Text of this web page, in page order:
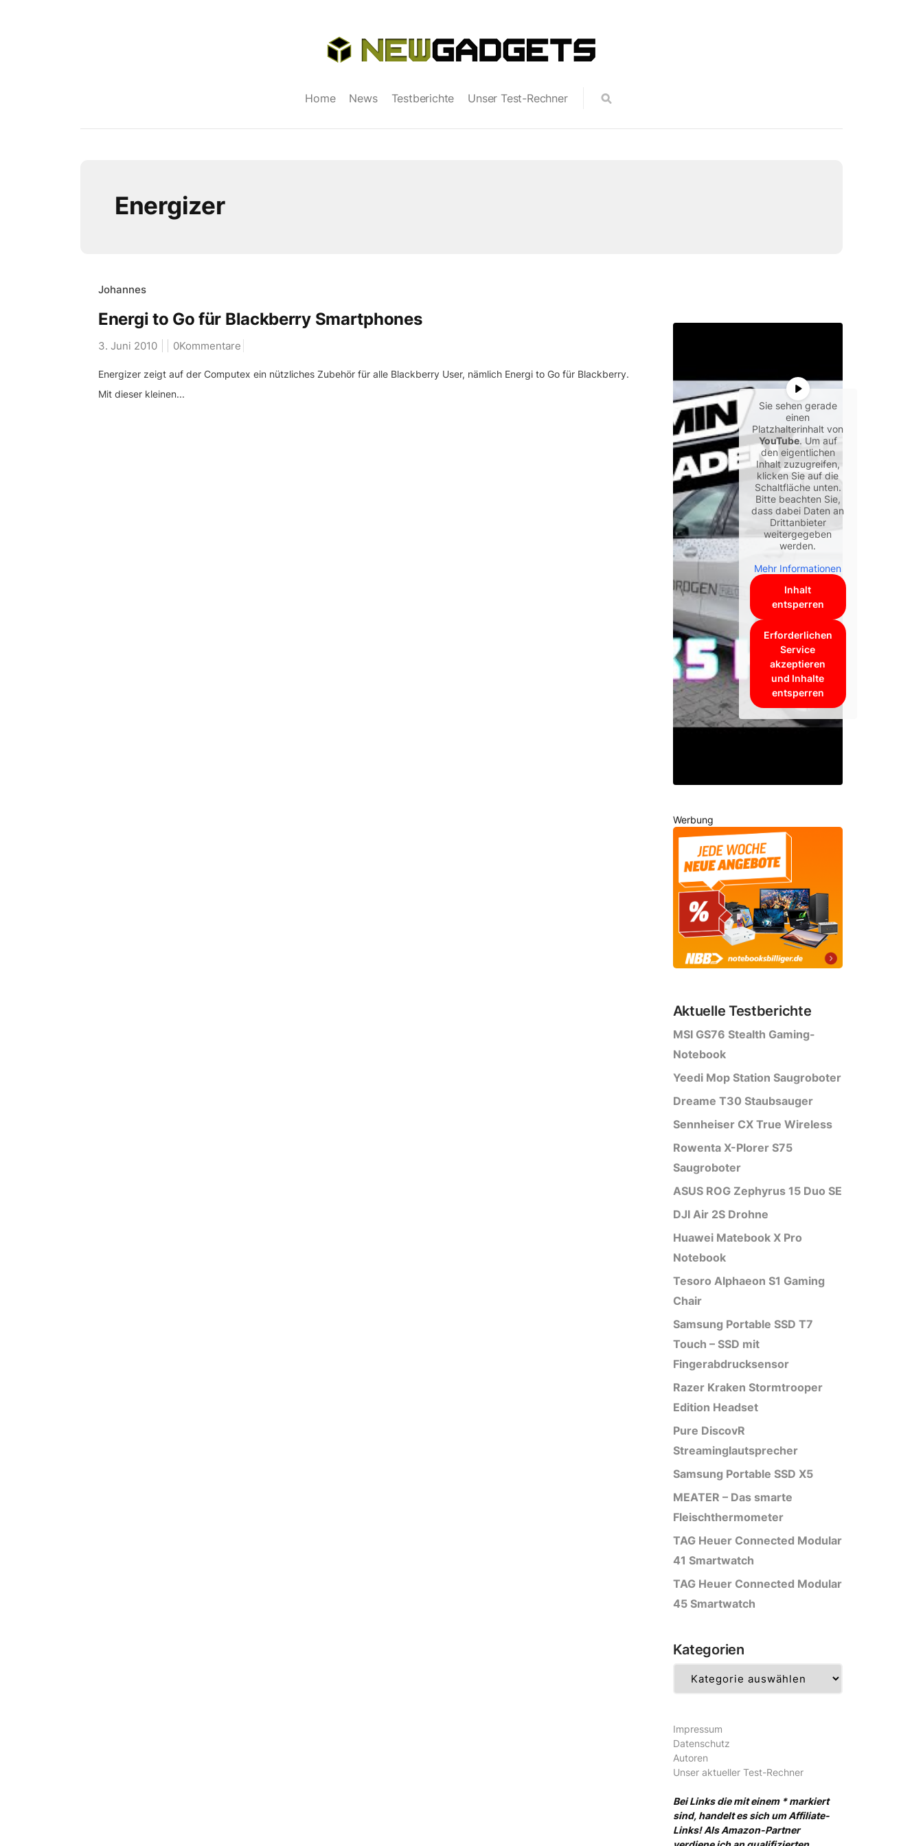
Home News Testberichte Unser Test-Rechner
Energizer
Johannes
Energi to Go für Blackberry Smartphones
3. Juni 2010 0Kommentare
Energizer zeigt auf der Computex ein nützliches Zubehör für alle Blackberry User, nämlich Energi to Go für Blackberry.
Mit dieser kleinen...
Sie sehen gerade
einen
Platzhalterinhalt von
YouTube. Um auf
den eigentlichen
Inhalt zuzugreifen,
klicken Sie auf die
Schaltfläche unten.
Bitte beachten Sie,
dass dabei Daten an
Drittanbieter
weitergegeben
werden.
Mehr Informationen
Inhalt
entsperren
Erforderlichen
Service
akzeptieren
und Inhalte
entsperren
Werbung
Aktuelle Testberichte
MSI GS76 Stealth Gaming-
Notebook
Yeedi Mop Station Saugroboter
Dreame T30 Staubsauger
Sennheiser CX True Wireless
Rowenta X-Plorer S75
Saugroboter
ASUS ROG Zephyrus 15 Duo SE
DJI Air 2S Drohne
Huawei Matebook X Pro
Notebook
Tesoro Alphaeon S1 Gaming
Chair
Samsung Portable SSD T7
Touch – SSD mit
Fingerabdrucksensor
Razer Kraken Stormtrooper
Edition Headset
Pure DiscovR
Streaminglautsprecher
Samsung Portable SSD X5
MEATER – Das smarte
Fleischthermometer
TAG Heuer Connected Modular
41 Smartwatch
TAG Heuer Connected Modular
45 Smartwatch
Kategorien
Impressum
Datenschutz
Autoren
Unser aktueller Test-Rechner
Bei Links die mit einem * markiert
sind, handelt es sich um Affiliate-
Links! Als Amazon-Partner